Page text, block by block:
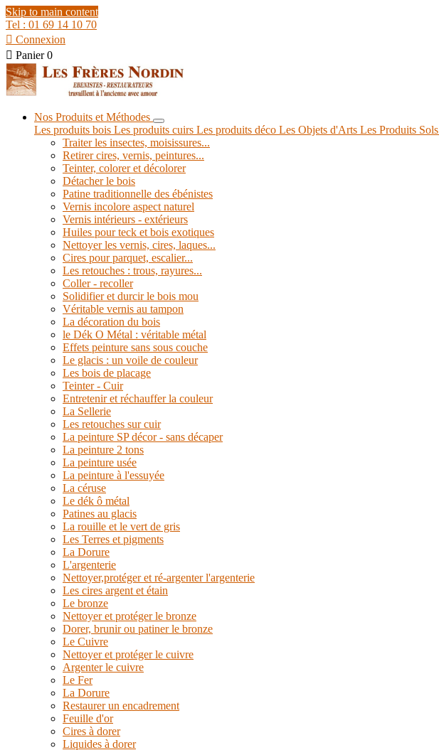
Skip to main content
Tel : 01 69 14 10 70
 Connexion
 Panier 0
Nos Produits et Méthodes
Les produits bois Les produits cuirs Les produits déco Les Objets d'Arts Les Produits Sols
Traiter les insectes, moisissures...
Retirer cires, vernis, peintures...
Teinter, colorer et décolorer
Détacher le bois
Patine traditionnelle des ébénistes
Vernis incolore aspect naturel
Vernis intérieurs - extérieurs
Huiles pour teck et bois exotiques
Nettoyer les vernis, cires, laques...
Cires pour parquet, escalier...
Les retouches : trous, rayures...
Coller - recoller
Solidifier et durcir le bois mou
Véritable vernis au tampon
La décoration du bois
le Dék O Métal : véritable métal
Effets peinture sans sous couche
Le glacis : un voile de couleur
Les bois de placage
Teinter - Cuir
Entretenir et réchauffer la couleur
La Sellerie
Les retouches sur cuir
La peinture SP décor - sans décaper
La peinture 2 tons
La peinture usée
La peinture à l'essuyée
La céruse
Le dék ô métal
Patines au glacis
La rouille et le vert de gris
Les Terres et pigments
La Dorure
L'argenterie
Nettoyer,protéger et ré-argenter l'argenterie
Les cires argent et étain
Le bronze
Nettoyer et protéger le bronze
Dorer, brunir ou patiner le bronze
Le Cuivre
Nettoyer et protéger le cuivre
Argenter le cuivre
Le Fer
La Dorure
Restaurer un encadrement
Feuille d'or
Cires à dorer
Liquides à dorer